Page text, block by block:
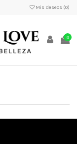
Mis deseos (0)
0